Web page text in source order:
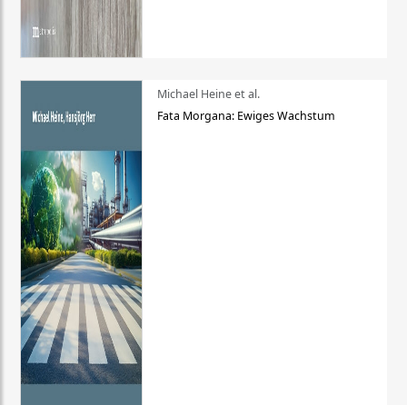
Michael Heine et al.
Fata Morgana: Ewiges Wachstum